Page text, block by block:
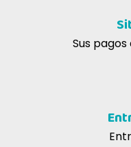
sopporta molto meglio di
Taglia xs ottima per gatti e
Sus